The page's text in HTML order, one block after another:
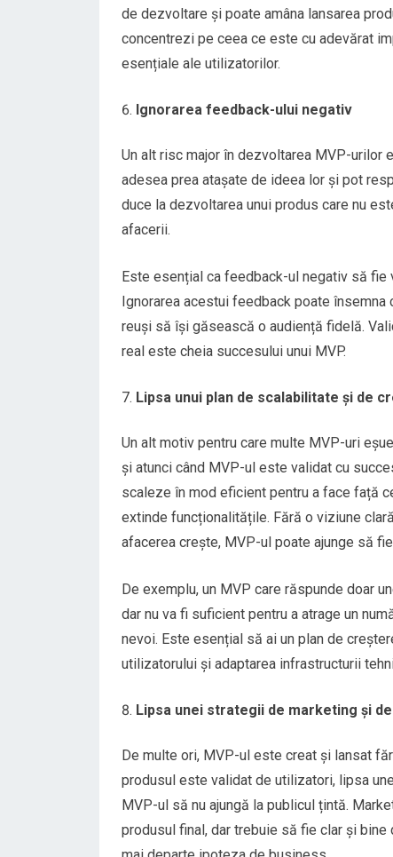
de dezvoltare și poate amâna lansarea
concentrezi pe ceea ce este cu adevărat
esențiale ale utilizatorilor.
Ignorarea feedback-ului negativ
Un alt risc major în dezvoltarea MVP-urilor
adesea prea atașate de ideea lor și pot
duce la dezvoltarea unui produs care nu
afacerii.
Este esențial ca feedback-ul negativ să fie
Ignorarea acestui feedback poate
reuși să își găsească o audiență fidelă.
real este cheia succesului unui MVP.
Lipsa unui plan de scalabilitate și de
Un alt motiv pentru care multe MVP-uri
și atunci când MVP-ul este validat cu
scaleze în mod eficient pentru a face față
extinde funcționalitățile. Fără o viziune
afacerea crește, MVP-ul poate ajunge să
De exemplu, un MVP care răspunde doar
dar nu va fi suficient pentru a atrage un
nevoi. Este esențial să ai un plan de
utilizatorului și adaptarea infrastructurii
Lipsa unei strategii de marketing și
De multe ori, MVP-ul este creat și lansat
produsul este validat de utilizatori, lipsa
MVP-ul să nu ajungă la publicul țintă.
produsul final, dar trebuie să fie clar și